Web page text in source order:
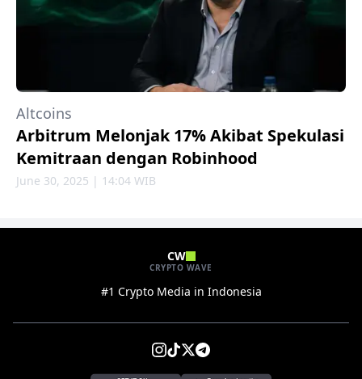
Altcoins
Arbitrum Melonjak 17% Akibat Spekulasi
Kemitraan dengan Robinhood
June 30, 2025 | 14:04 WIB
CW
CRYPTO WAVE
#1 Crypto Media in Indonesia